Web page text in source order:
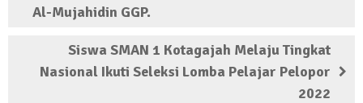
Al-Mujahidin GGP.
Siswa SMAN 1 Kotagajah Melaju Tingkat
Nasional Ikuti Seleksi Lomba Pelajar Pelopor
2022